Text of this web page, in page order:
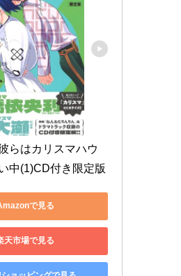
らはカリスマハウ
中(1)CD付き限定版
で見る
天市場で見る